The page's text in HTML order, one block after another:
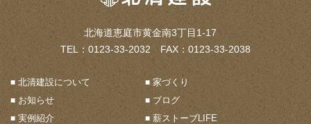
北海道恵庭市黄金南3丁目1-17
TEL：0123-33-2032 FAX：0123-33-2038
北清建設について
家づくり
お知らせ
ブログ
実例紹介
薪ストーブLIFE